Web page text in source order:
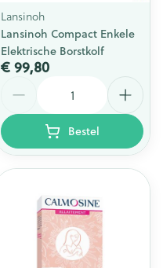
Lansinoh
Lansinoh Compact Enkele
Elektrische Borstkolf
€ 99,80
Bestel